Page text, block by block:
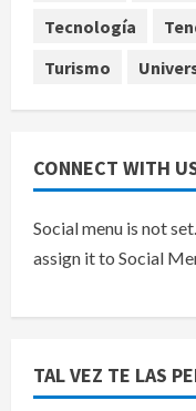
Tecnología
Turismo
CONNECT WITH
Social menu is not
assign it to Social
TAL VEZ TE LAS